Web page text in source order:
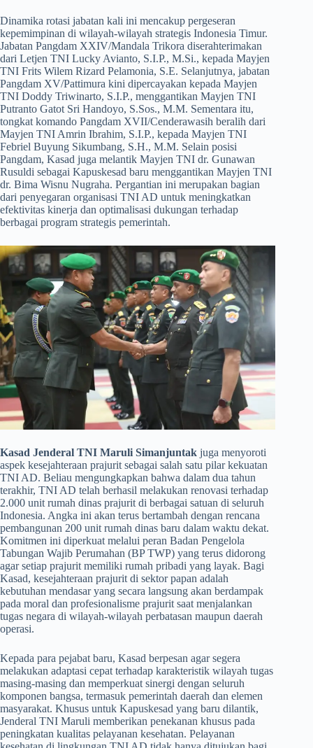
​Dinamika rotasi jabatan kali ini mencakup pergeseran
kepemimpinan di wilayah-wilayah strategis Indonesia Timur.
Jabatan Pangdam XXIV/Mandala Trikora diserahterimakan
dari Letjen TNI Lucky Avianto, S.I.P., M.Si., kepada Mayjen
TNI Frits Wilem Rizard Pelamonia, S.E. Selanjutnya, jabatan
Pangdam XV/Pattimura kini dipercayakan kepada Mayjen
TNI Doddy Triwinarto, S.I.P., menggantikan Mayjen TNI
Putranto Gatot Sri Handoyo, S.Sos., M.M. Sementara itu,
tongkat komando Pangdam XVII/Cenderawasih beralih dari
Mayjen TNI Amrin Ibrahim, S.I.P., kepada Mayjen TNI
Febriel Buyung Sikumbang, S.H., M.M. Selain posisi
Pangdam, Kasad juga melantik Mayjen TNI dr. Gunawan
Rusuldi sebagai Kapuskesad baru menggantikan Mayjen TNI
dr. Bima Wisnu Nugraha. Pergantian ini merupakan bagian
dari penyegaran organisasi TNI AD untuk meningkatkan
efektivitas kinerja dan optimalisasi dukungan terhadap
berbagai program strategis pemerintah.
Kasad Jenderal TNI Maruli Simanjuntak juga menyoroti
aspek kesejahteraan prajurit sebagai salah satu pilar kekuatan
TNI AD. Beliau mengungkapkan bahwa dalam dua tahun
terakhir, TNI AD telah berhasil melakukan renovasi terhadap
2.000 unit rumah dinas prajurit di berbagai satuan di seluruh
Indonesia. Angka ini akan terus bertambah dengan rencana
pembangunan 200 unit rumah dinas baru dalam waktu dekat.
Komitmen ini diperkuat melalui peran Badan Pengelola
Tabungan Wajib Perumahan (BP TWP) yang terus didorong
agar setiap prajurit memiliki rumah pribadi yang layak. Bagi
Kasad, kesejahteraan prajurit di sektor papan adalah
kebutuhan mendasar yang secara langsung akan berdampak
pada moral dan profesionalisme prajurit saat menjalankan
tugas negara di wilayah-wilayah perbatasan maupun daerah
operasi.
​Kepada para pejabat baru, Kasad berpesan agar segera
melakukan adaptasi cepat terhadap karakteristik wilayah tugas
masing-masing dan memperkuat sinergi dengan seluruh
komponen bangsa, termasuk pemerintah daerah dan elemen
masyarakat. Khusus untuk Kapuskesad yang baru dilantik,
Jenderal TNI Maruli memberikan penekanan khusus pada
peningkatan kualitas pelayanan kesehatan. Pelayanan